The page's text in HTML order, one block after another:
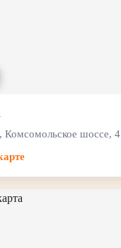
Комсомольское шоссе, 4